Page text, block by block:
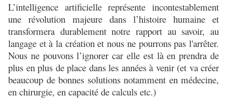
L’intelligence artificielle représente incontestablement
une révolution majeure dans l’histoire humaine et
transformera durablement notre rapport au savoir, au
langage et à la création et nous ne pourrons pas l'arrêter.
Nous ne pouvons l’ignorer car elle est là en prendra de
plus en plus de place dans les années à venir (et va créer
beaucoup de bonnes solutions notamment en médecine,
en chirurgie, en capacité de calculs etc.)